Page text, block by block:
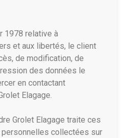
1978 relative à
et aux libertés, le client
de modification, de
des données le
en contactant
Elagage.
Grolet Elagage traite ces
collectées sur